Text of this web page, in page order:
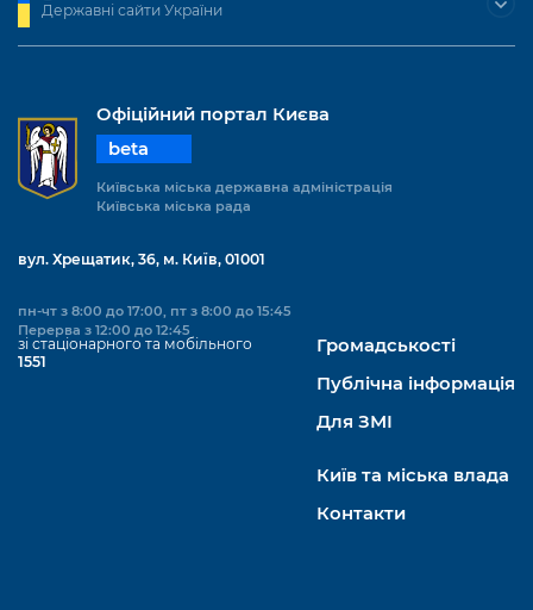
Державні сайти України
Офіційний портал Києва
beta
Київська міська державна адміністрація
Київська міська рада
вул. Хрещатик, 36, м. Київ, 01001
пн-чт з 8:00 до 17:00, пт з 8:00 до 15:45
Перерва з 12:00 до 12:45
зі стаціонарного та мобільного
1551
Громадськості
Публічна інформація
Для ЗМІ
Київ та міська влада
Контакти